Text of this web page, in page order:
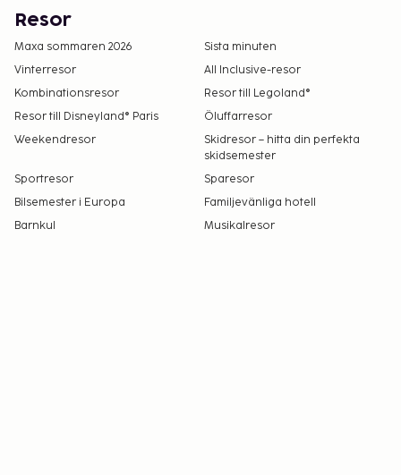
Resor
Maxa sommaren 2026
Sista minuten
Vinterresor
All Inclusive-resor
Kombinationsresor
Resor till Legoland®
Resor till Disneyland® Paris
Öluffarresor
Weekendresor
Skidresor – hitta din perfekta
skidsemester
Sportresor
Sparesor
Bilsemester i Europa
Familjevänliga hotell
Barnkul
Musikalresor